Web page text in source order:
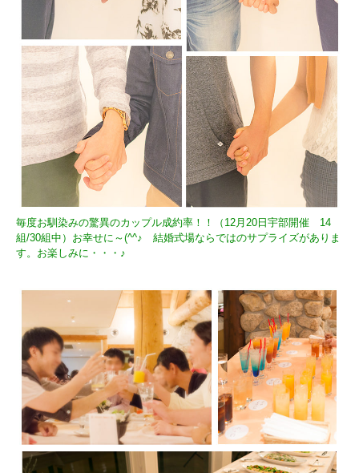
毎度お馴染みの驚異のカップル成約率！！（12月20日宇部開催 14
組/30組中）お幸せに～(^^♪ 結婚式場ならではのサプライズがありま
す。お楽しみに・・・♪